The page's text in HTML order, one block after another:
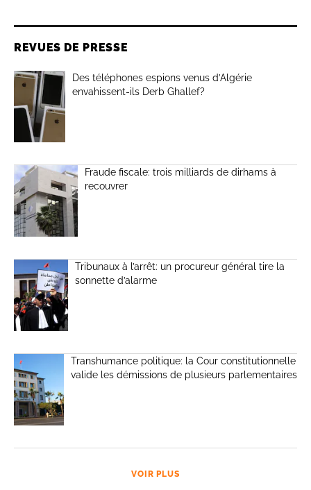
REVUES DE PRESSE
Des téléphones espions venus d’Algérie
envahissent-ils Derb Ghallef?
Fraude fiscale: trois milliards de dirhams à
recouvrer
Tribunaux à l’arrêt: un procureur général tire la
sonnette d’alarme
Transhumance politique: la Cour constitutionnelle
valide les démissions de plusieurs parlementaires
VOIR PLUS